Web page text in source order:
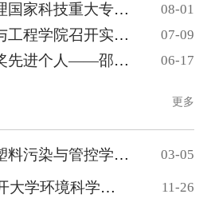
京津冀环境综合治理国家科技重大专项“渤海... 08-01
南开大学环境科学与工程学院召开实验室安全... 07-09
南开大学教材建设奖先进个人——邵超峰 06-17
更多
第七届全国环境微塑料污染与管控学术研讨会... 03-05
【招聘】2026年南开大学环境科学与工程学院... 11-26